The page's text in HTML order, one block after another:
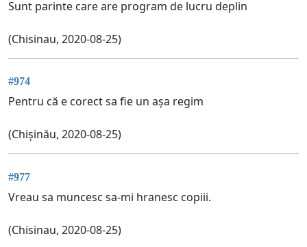
Sunt parinte care are program de lucru deplin
(Chisinau, 2020-08-25)
#974
Pentru că e corect sa fie un așa regim
(Chișinău, 2020-08-25)
#977
Vreau sa muncesc sa-mi hranesc copiii.
(Chisinau, 2020-08-25)